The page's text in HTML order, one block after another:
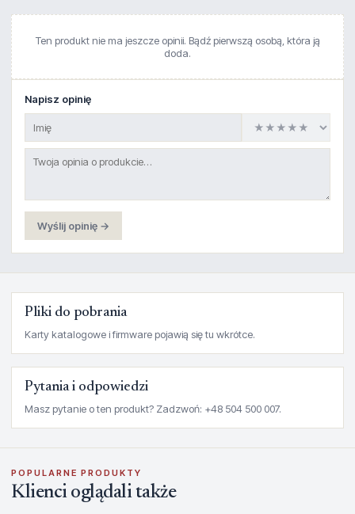
Ten produkt nie ma jeszcze opinii. Bądź pierwszą osobą, która ją
doda.
Napisz opinię
Wyślij opinię →
Pliki do pobrania
Karty katalogowe i firmware pojawią się tu wkrótce.
Pytania i odpowiedzi
Masz pytanie o ten produkt? Zadzwoń: +48 504 500 007.
POPULARNE PRODUKTY
Klienci oglądali także